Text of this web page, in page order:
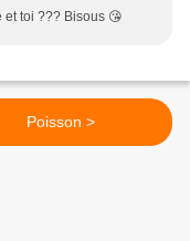
et toi ??? Bisous 😘
Poisson >